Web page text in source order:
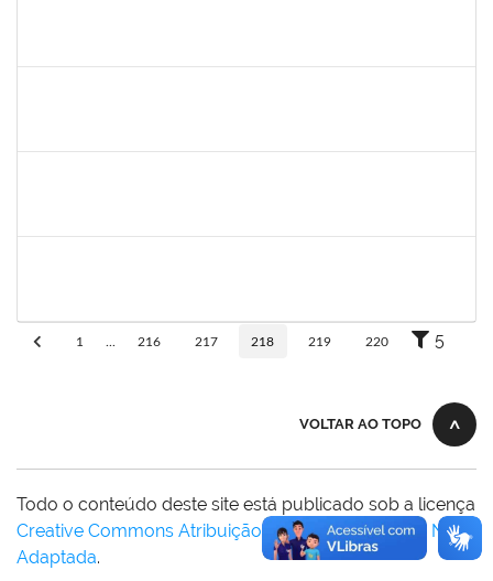
1 216 217 218 219 220 5
VOLTAR AO TOPO
Todo o conteúdo deste site está publicado sob a licença
Creative Commons Atribuição-SemDerivações 3.0 Não
Adaptada.